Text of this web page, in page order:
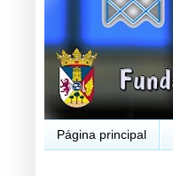
Página principal